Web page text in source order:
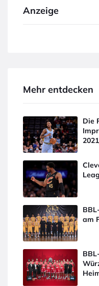
Anzeige
Mehr entdecken
Die
am